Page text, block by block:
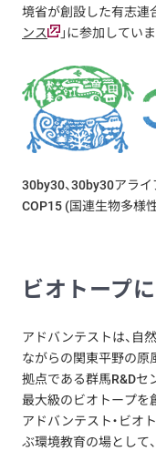
境省が創設した有志連
ンス
」に参加していま
30by30、30by30アライ
COP15 (国連生物多様
ビオトープ
アドバンテストは、自
ながらの関東平野の原
拠点である群馬R&Dセ
最大級のビオトープを
アドバンテスト・ビオ
ぶ環境教育の場として